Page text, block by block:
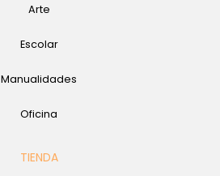
Arte
Escolar
Manualidades
Oficina
TIENDA